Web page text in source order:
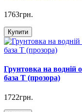
1763грн.
Купити
Грунтовка на водній
база T (прозора)
1722грн.